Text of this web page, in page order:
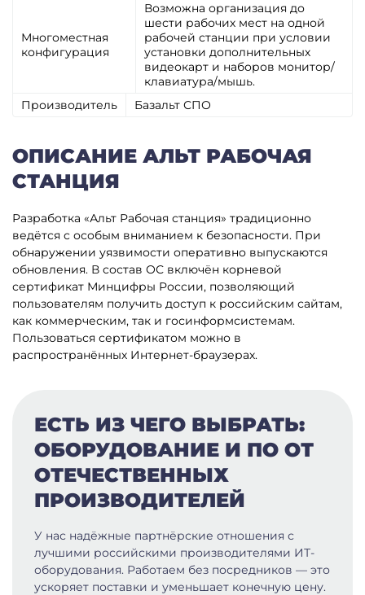
Многоместная
конфигурация
Возможна организация до
шести рабочих мест на одной
рабочей станции при условии
установки дополнительных
видеокарт и наборов монитор/
клавиатура/мышь.
Производитель
Базальт СПО
ОПИСАНИЕ АЛЬТ РАБОЧАЯ
СТАНЦИЯ
Разработка «Альт Рабочая станция» традиционно
ведётся с особым вниманием к безопасности. При
обнаружении уязвимости оперативно выпускаются
обновления. В состав ОС включён корневой
сертификат Минцифры России, позволяющий
пользователям получить доступ к российским сайтам,
как коммерческим, так и госинформсистемам.
Пользоваться сертификатом можно в
распространённых Интернет-браузерах.
ЕСТЬ ИЗ ЧЕГО ВЫБРАТЬ:
ОБОРУДОВАНИЕ И ПО ОТ
ОТЕЧЕСТВЕННЫХ
ПРОИЗВОДИТЕЛЕЙ
У нас надёжные партнёрские отношения с
лучшими российскими производителями ИТ-
оборудования. Работаем без посредников — это
ускоряет поставки и уменьшает конечную цену.